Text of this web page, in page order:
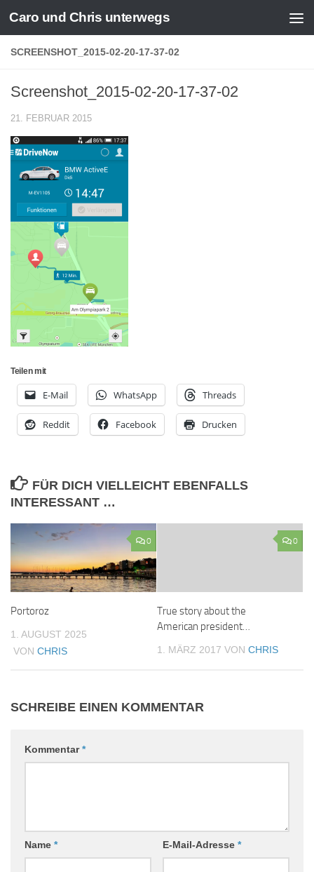
Zum Inhalt springen
Caro und Chris unterwegs
SCREENSHOT_2015-02-20-17-37-02
Screenshot_2015-02-20-17-37-02
21. FEBRUAR 2015
Teilen mit
E-Mail WhatsApp Threads
Reddit Facebook Drucken
FÜR DICH VIELLEICHT EBENFALLS
INTERESSANT …
0
Portoroz
1. AUGUST 2025
VON CHRIS
0
True story about the
American president…
1. MÄRZ 2017 VON CHRIS
SCHREIBE EINEN KOMMENTAR
Kommentar*
Name * E-Mail-Adresse *